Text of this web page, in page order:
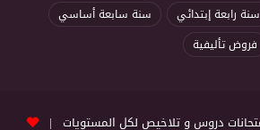
سنة رابعة إبتدائي
سنة سابعة أساسي
فروض تأليفية